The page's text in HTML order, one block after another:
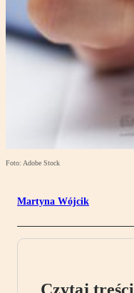
Foto: Adobe Stock
Martyna Wójcik